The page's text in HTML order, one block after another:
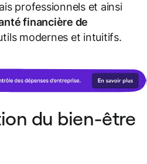
professionnels et ainsi
financière de
modernes et intuitifs.
du bien-être